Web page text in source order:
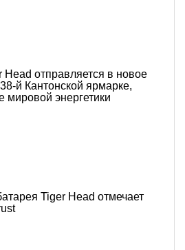
Head отправляется в новое
й Кантонской ярмарке,
мировой энергетики
Tiger Head отмечает